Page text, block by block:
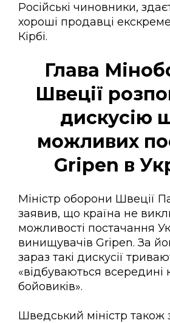
Російські чиновники,
хороші продавці
Кірбі.
Глава
Швеції
дискусію
можливих
Gripen в
Міністр оборони Швеції
заявив, що країна не
можливості постачання
винищувачів Gripen. За
зараз такі дискусії
«відбуваються всередині
бойовиків».
Шведський міністр також